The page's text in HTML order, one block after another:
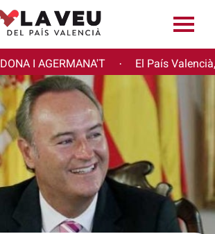
DONA I AGERMANA'T · El País